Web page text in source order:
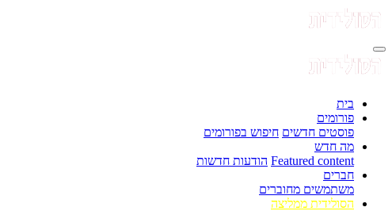
בית
פורומים
פוסטים חדשים חיפוש בפורומים
מה חדש
Featured content הודעות חדשות
חברים
משתמשים מחוברים
הסולידית ממליצה